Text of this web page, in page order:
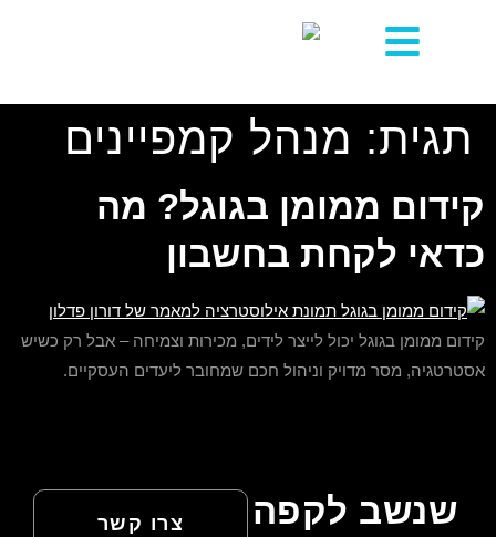
תגית: מנהל קמפיינים
קידום ממומן בגוגל? מה
כדאי לקחת בחשבון
קידום ממומן בגוגל יכול לייצר לידים, מכירות וצמיחה – אבל רק כשיש
אסטרטגיה, מסר מדויק וניהול חכם שמחובר ליעדים העסקיים.
שנשב לקפה
צרו קשר